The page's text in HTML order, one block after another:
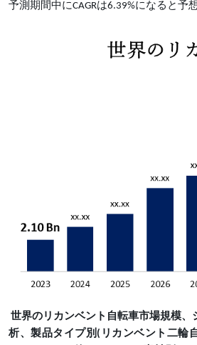
予測期間中にCAGRは6.39%になると予
世界のリカンベント自転車市場規模、
析、製品タイプ別(リカンベント二輪